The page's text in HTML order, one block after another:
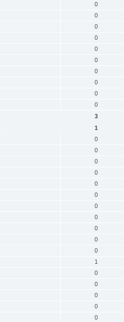
0
0
0
0
0
0
0
0
0
0
3
1
0
0
0
0
0
0
0
0
0
0
0
1
0
0
0
0
0